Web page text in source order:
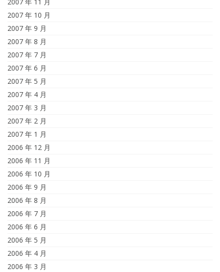
2007 年 10 月
2007 年 9 月
2007 年 8 月
2007 年 7 月
2007 年 6 月
2007 年 5 月
2007 年 4 月
2007 年 3 月
2007 年 2 月
2007 年 1 月
2006 年 12 月
2006 年 11 月
2006 年 10 月
2006 年 9 月
2006 年 8 月
2006 年 7 月
2006 年 6 月
2006 年 5 月
2006 年 4 月
2006 年 3 月